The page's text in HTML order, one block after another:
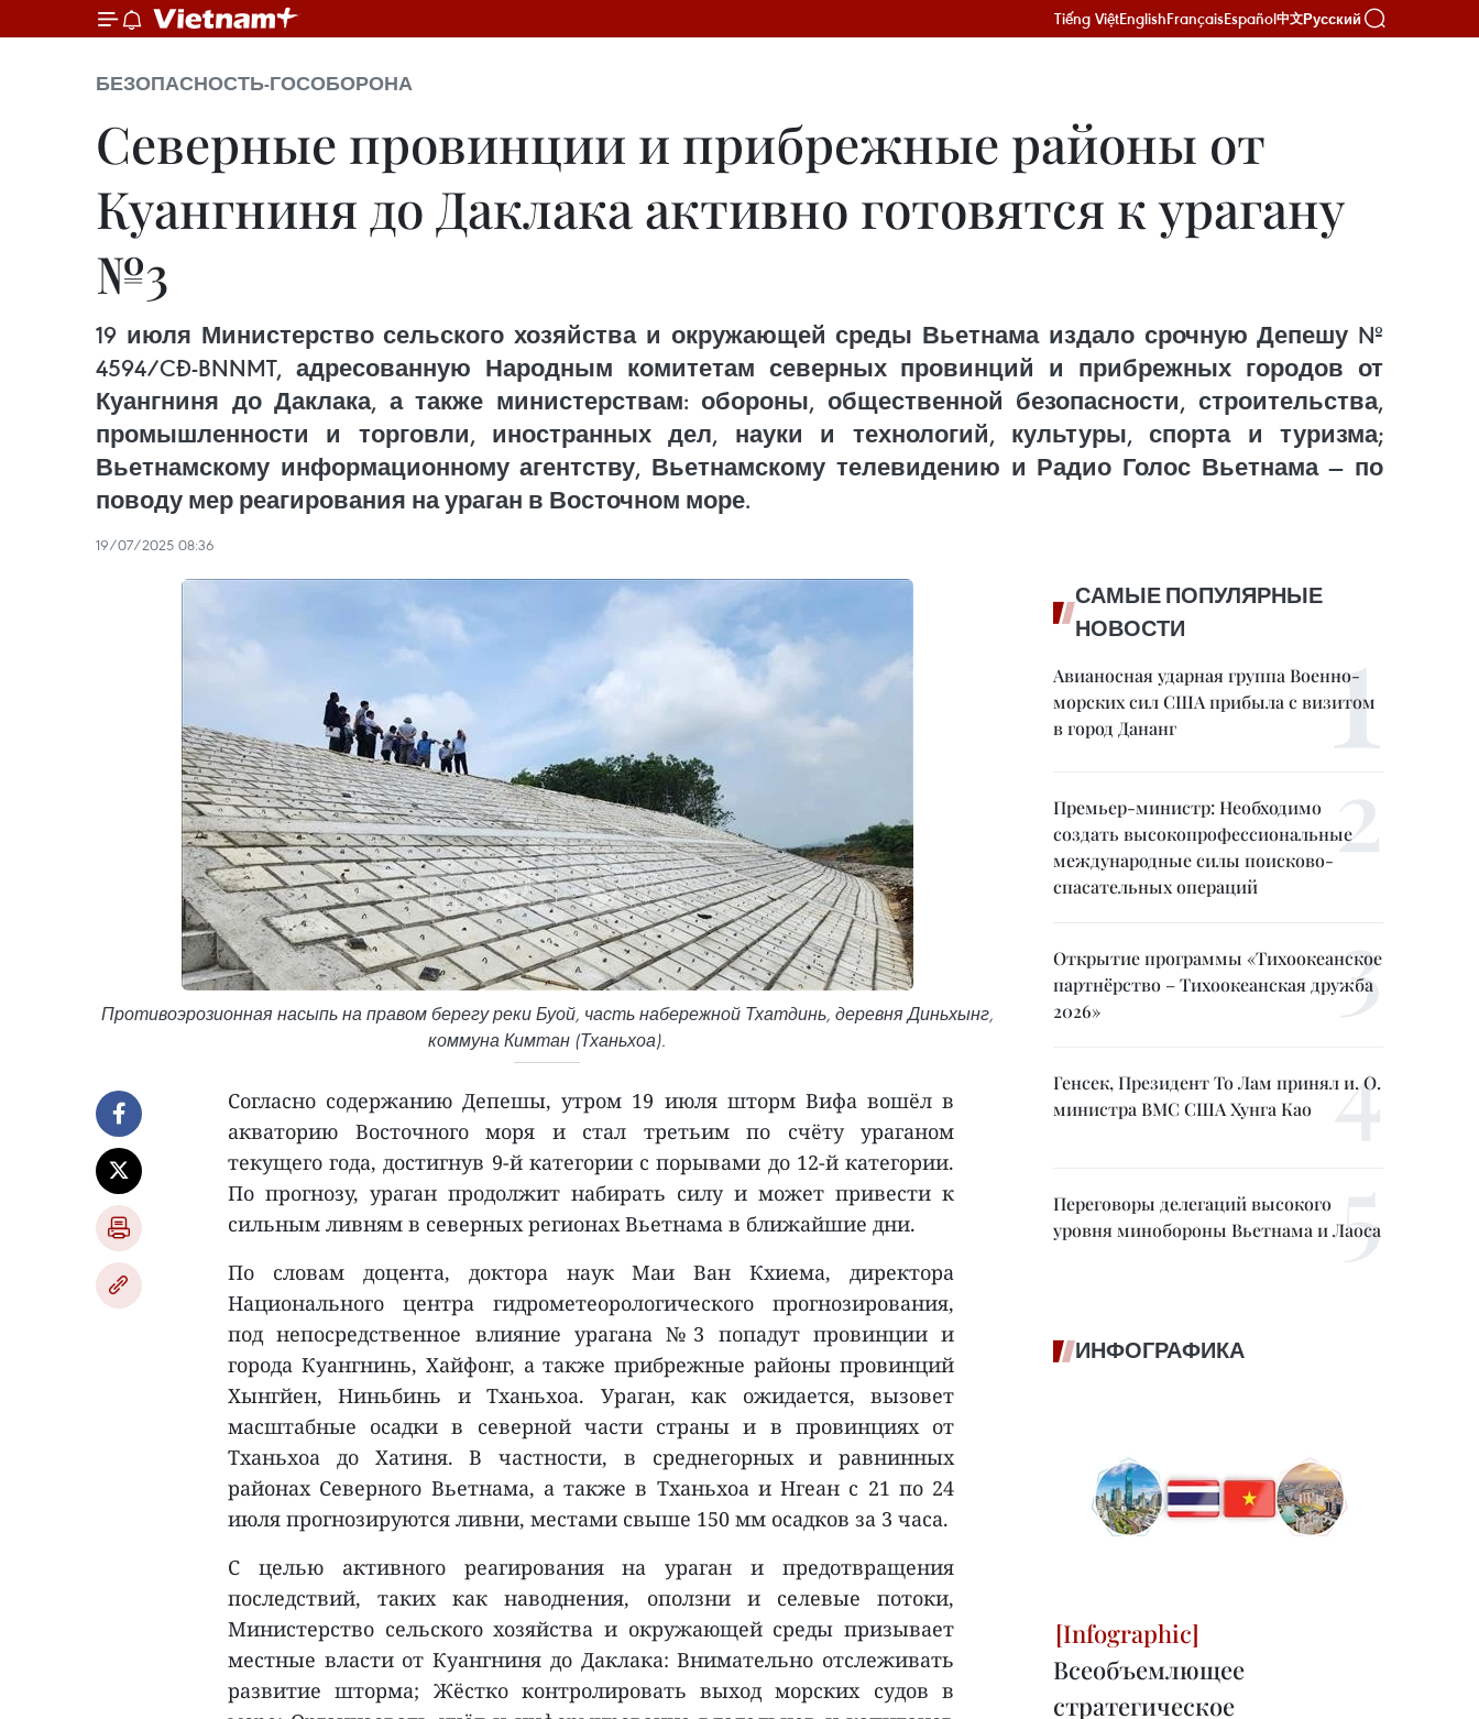
Tiếng ViệtEnglishFrançaisEspañol中文Русский
БЕЗОПАСНОСТЬ-ГОСОБОРОНА
Северные провинции и прибрежные районы от
Куангниня до Даклака активно готовятся к урагану
№3
19 июля Министерство сельского хозяйства и окружающей среды Вьетнама издало срочную Депешу №
4594/CĐ-BNNMT, адресованную Народным комитетам северных провинций и прибрежных городов от
Куангниня до Даклака, а также министерствам: обороны, общественной безопасности, строительства,
промышленности и торговли, иностранных дел, науки и технологий, культуры, спорта и туризма;
Вьетнамскому информационному агентству, Вьетнамскому телевидению и Радио Голос Вьетнама — по
поводу мер реагирования на ураган в Восточном море.
19/07/2025 08:36
Противоэрозионная насыпь на правом берегу реки Буой, часть набережной Тхатдинь, деревня Диньхынг,
коммуна Кимтан (Тханьхоа).
Согласно содержанию Депешы, утром 19 июля шторм Вифа вошёл в
акваторию Восточного моря и стал третьим по счёту ураганом
текущего года, достигнув 9-й категории с порывами до 12-й категории.
По прогнозу, ураган продолжит набирать силу и может привести к
сильным ливням в северных регионах Вьетнама в ближайшие дни.
По словам доцента, доктора наук Маи Ван Кхиема, директора
Национального центра гидрометеорологического прогнозирования,
под непосредственное влияние урагана №3 попадут провинции и
города Куангнинь, Хайфонг, а также прибрежные районы провинций
Хынгйен, Ниньбинь и Тханьхоа. Ураган, как ожидается, вызовет
масштабные осадки в северной части страны и в провинциях от
Тханьхоа до Хатиня. В частности, в среднегорных и равнинных
районах Северного Вьетнама, а также в Тханьхоа и Нгеан с 21 по 24
июля прогнозируются ливни, местами свыше 150 мм осадков за 3 часа.
С целью активного реагирования на ураган и предотвращения
последствий, таких как наводнения, оползни и селевые потоки,
Министерство сельского хозяйства и окружающей среды призывает
местные власти от Куангниня до Даклака: Внимательно отслеживать
развитие шторма; Жёстко контролировать выход морских судов в
САМЫЕ ПОПУЛЯРНЫЕ
НОВОСТИ
Авианосная ударная группа Военно-
морских сил США прибыла с визитом
в город Дананг
Премьер-министр: Необходимо
создать высокопрофессиональные
международные силы поисково-
спасательных операций
Открытие программы «Тихоокеанское
партнёрство – Тихоокеанская дружба
2026»
Генсек, Президент То Лам принял и. О.
министра ВМС США Хунга Као
Переговоры делегаций высокого
уровня минобороны Вьетнама и Лаоса
ИНФОГРАФИКА
Всеобъемлющее
стратегическое